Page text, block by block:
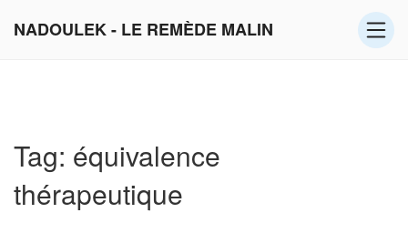
NADOULEK - LE REMÈDE MALIN
Tag: équivalence
thérapeutique